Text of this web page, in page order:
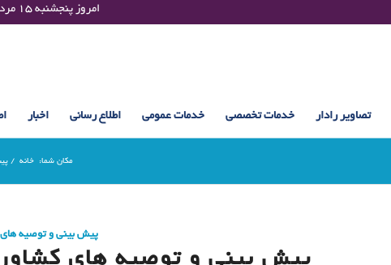
Thursday 06 August 2026 , 20:15 UTC ¤¤¤¤ امروز پنجشنبه ۱۵ مرداد ۱۴۰۵ساعت : ۲۰:۱۵
تصاویر رادار خدمات تخصصی خدمات عمومی اطلاع رسانی اخبار
مکان شما: خانه /
پیش بینی و توصیه
پیش بینی و توصیه های کشاورزی (24